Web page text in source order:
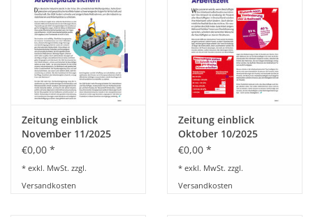
Zeitung einblick
November 11/2025
€0,00 *
* exkl. MwSt. zzgl.
Versandkosten
Zeitung einblick
Oktober 10/2025
€0,00 *
* exkl. MwSt. zzgl.
Versandkosten